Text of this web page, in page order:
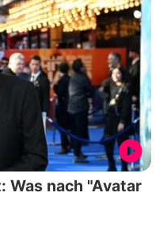
Was nach "Avatar